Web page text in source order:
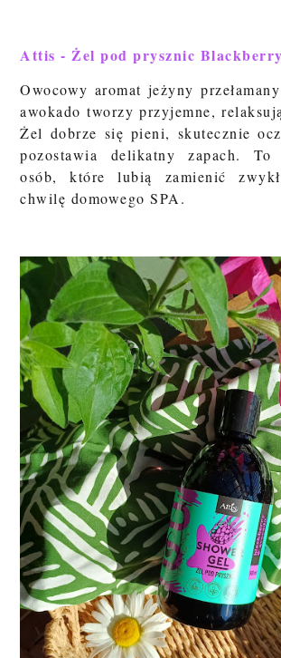
Attis - Żel pod prysznic
Owocowy aromat jeżyny
awokado tworzy przyjemne,
Żel dobrze się pieni, skutecznie
pozostawia delikatny zapach. To
osób, które lubią zamienić
chwilę domowego SPA.